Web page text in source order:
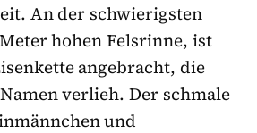
An der schwierigsten
hohen Felsrinne, ist
angebracht, die
verlieh. Der schmale
und